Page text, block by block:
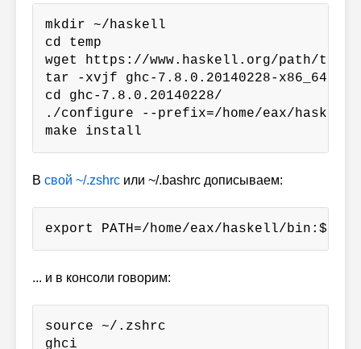
mkdir ~/haskell
cd temp
wget https://www.haskell.org/path/to/
tar -xvjf ghc-7.8.0.20140228-x86_64-
cd ghc-7.8.0.20140228/
./configure --prefix=/home/eax/haskell
make install
В свой ~/.zshrc или ~/.bashrc дописываем:
export PATH=/home/eax/haskell/bin:$PATH
... и в консоли говорим:
source ~/.zshrc
ghci